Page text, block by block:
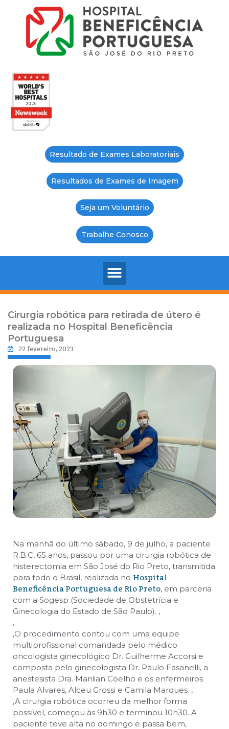
Resultado de Exames Laboratoriais
Resultados de Exames de Imagem
Seja um Voluntário
Trabalhe Conosco
Cirurgia robótica para retirada de útero é
realizada no Hospital Beneficência
Portuguesa
22 fevereiro, 2023
Na manhã do último sábado, 9 de julho, a paciente
R.B.C, 65 anos, passou por uma cirurgia robótica de
histerectomia em São José do Rio Preto, transmitida
para todo o Brasil, realizada no Hospital
Beneficência Portuguesa de Rio Preto, em parceria
com a Sogesp (Sociedade de Obstetrícia e
Ginecologia do Estado de São Paulo). ,
,
,O procedimento contou com uma equipe
multiprofissional comandada pelo médico
oncologista ginecológico Dr. Guilherme Accorsi e
composta pelo ginecologista Dr. Paulo Fasanelli, a
anestesista Dra. Marilian Coelho e os enfermeiros
Paula Alvares, Alceu Grossi e Camila Marques. ,
,A cirurgia robótica ocorreu da melhor forma
possível, começou às 9h30 e terminou 10h30. A
paciente teve alta no domingo e passa bem,